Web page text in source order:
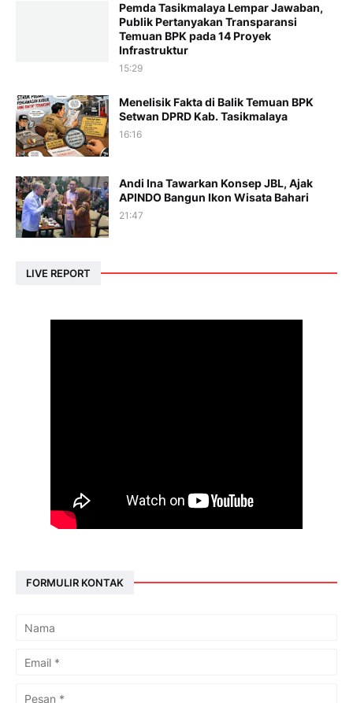
Pemda Tasikmalaya Lempar Jawaban,
Publik Pertanyakan Transparansi
Temuan BPK pada 14 Proyek
Infrastruktur
15:29
Menelisik Fakta di Balik Temuan BPK
Setwan DPRD Kab. Tasikmalaya
16:16
Andi Ina Tawarkan Konsep JBL, Ajak
APINDO Bangun Ikon Wisata Bahari
21:47
LIVE REPORT
FORMULIR KONTAK